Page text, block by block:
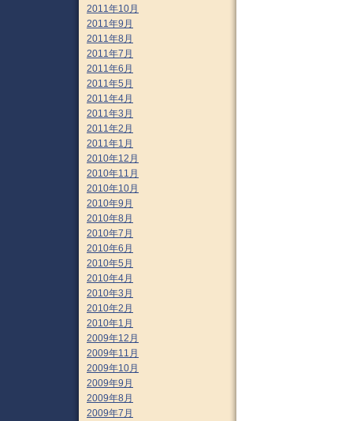
2011年10月
2011年9月
2011年8月
2011年7月
2011年6月
2011年5月
2011年4月
2011年3月
2011年2月
2011年1月
2010年12月
2010年11月
2010年10月
2010年9月
2010年8月
2010年7月
2010年6月
2010年5月
2010年4月
2010年3月
2010年2月
2010年1月
2009年12月
2009年11月
2009年10月
2009年9月
2009年8月
2009年7月